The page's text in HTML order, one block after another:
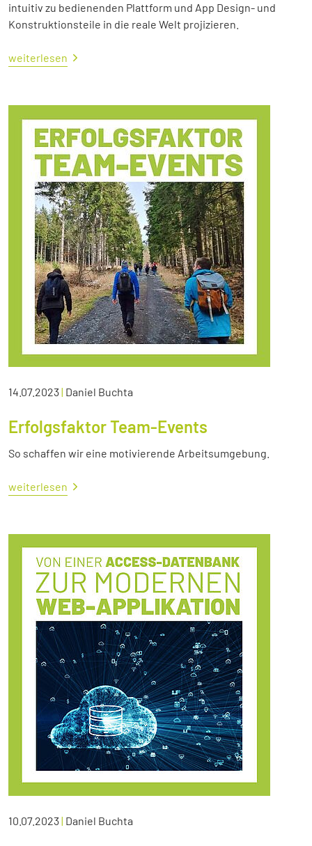
intuitiv zu bedienenden Plattform und App Design- und
Konstruktionsteile in die reale Welt projizieren.
weiterlesen
14.07.2023| Daniel Buchta
Erfolgsfaktor Team-Events
So schaffen wir eine motivierende Arbeitsumgebung.
weiterlesen
10.07.2023| Daniel Buchta